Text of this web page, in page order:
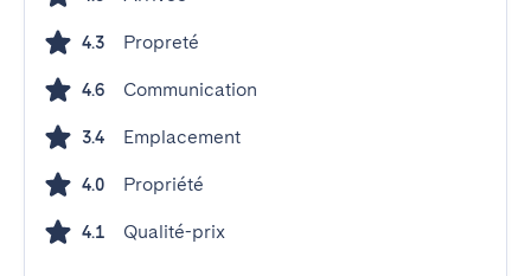
4.3 Propreté
4.6 Communication
3.4 Emplacement
4.0 Propriété
4.1 Qualité-prix